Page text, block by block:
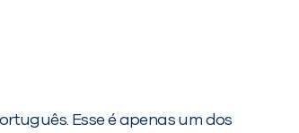
Esse é apenas um dos